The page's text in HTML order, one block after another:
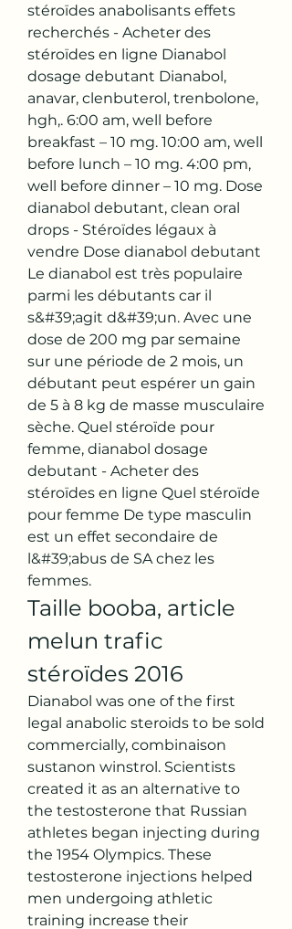
stéroïdes anabolisants effets
recherchés - Acheter des
stéroïdes en ligne Dianabol
dosage debutant Dianabol,
anavar, clenbuterol, trenbolone,
hgh,. 6:00 am, well before
breakfast – 10 mg. 10:00 am, well
before lunch – 10 mg. 4:00 pm,
well before dinner – 10 mg. Dose
dianabol debutant, clean oral
drops - Stéroïdes légaux à
vendre Dose dianabol debutant
Le dianabol est très populaire
parmi les débutants car il
s&#39;agit d&#39;un. Avec une
dose de 200 mg par semaine
sur une période de 2 mois, un
débutant peut espérer un gain
de 5 à 8 kg de masse musculaire
sèche. Quel stéroïde pour
femme, dianabol dosage
debutant - Acheter des
stéroïdes en ligne Quel stéroïde
pour femme De type masculin
est un effet secondaire de
l&#39;abus de SA chez les
femmes.
Taille booba, article
melun trafic
stéroïdes 2016
Dianabol was one of the first
legal anabolic steroids to be sold
commercially, combinaison
sustanon winstrol. Scientists
created it as an alternative to
the testosterone that Russian
athletes began injecting during
the 1954 Olympics. These
testosterone injections helped
men undergoing athletic
training increase their